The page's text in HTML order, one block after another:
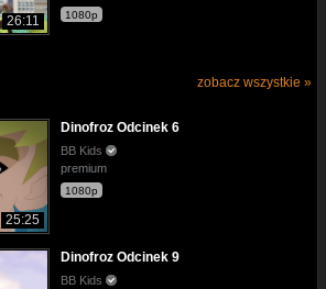
26:11 1080p
zobacz wszystkie »
25:25
Dinofroz Odcinek 6
BB Kids
premium
1080p
Dinofroz Odcinek 9
BB Kids